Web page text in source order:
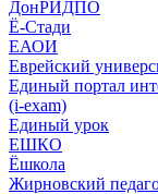
ДонРИДПО
Ё-Стади
ЕАОИ
Еврейский
Единый портал
(i-exam)
Единый урок
ЕШКО
Ёшкола
Жирновский